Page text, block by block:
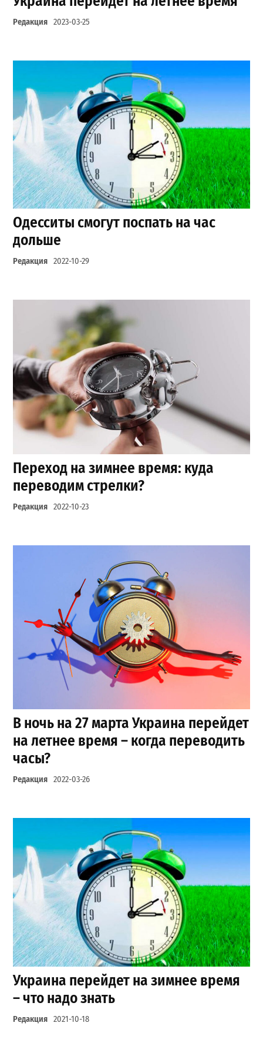
Редакция 2023-03-25
Одесситы смогут поспать на час
дольше
Редакция 2022-10-29
Переход на зимнее время: куда
переводим стрелки?
Редакция 2022-10-23
В ночь на 27 марта Украина перейдет
на летнее время – когда переводить
часы?
Редакция 2022-03-26
Украина перейдет на зимнее время
– что надо знать
Редакция 2021-10-18